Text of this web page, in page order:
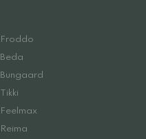
Froddo
Beda
Bungaard
Tikki
Feelmax
Reima